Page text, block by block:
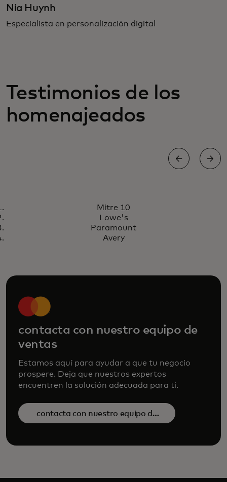
Nia Huynh
Especialista en personalización digital
Testimonios de los
homenajeados
Mitre 10 optimiza la interacción
omnicanal para convertir las
listas de deseos en compras
Mitre 10
Lowe's
Paramount
Avery
contacta con nuestro equipo de
ventas
Estamos aquí para ayudar a que tu negocio
prospere. Deja que nuestros expertos
encuentren la solución adecuada para ti.
contacta con nuestro equipo de